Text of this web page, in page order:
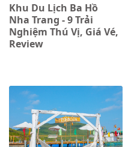
Khu Du Lịch Ba Hồ
Nha Trang - 9 Trải
Nghiệm Thú Vị, Giá Vé,
Review